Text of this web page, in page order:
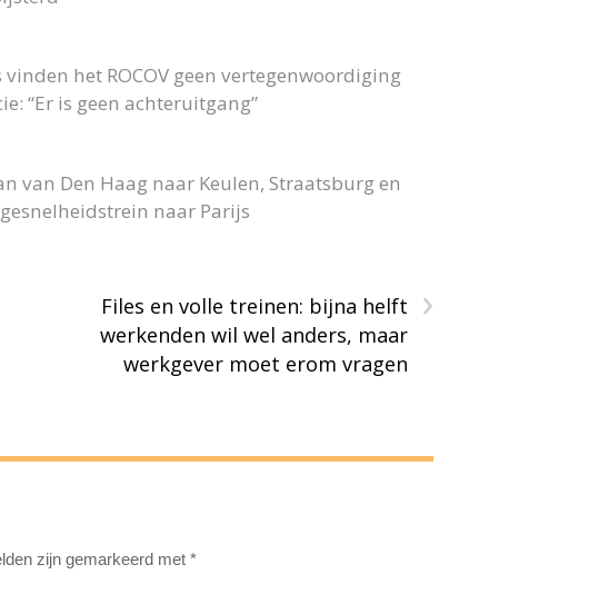
het ROCOV geen vertegenwoordiging
“Er is geen achteruitgang”
van Den Haag naar Keulen, Straatsburg en
naar Parijs
›
Files en volle treinen: bijna helft
werkenden wil wel anders, maar
werkgever moet erom vragen
zijn gemarkeerd met*